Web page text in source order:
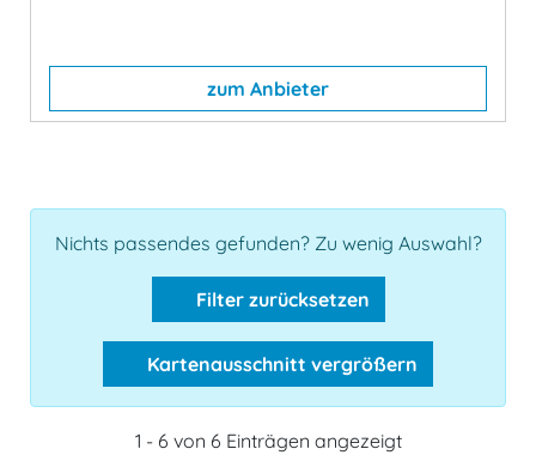
zum Anbieter
Nichts passendes gefunden? Zu wenig Auswahl?
Filter zurücksetzen
Kartenausschnitt vergrößern
1 - 6 von 6 Einträgen angezeigt